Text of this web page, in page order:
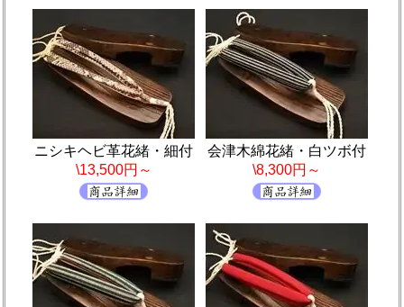
ニシキヘビ革花緒・細付
\13,500円～
会津木綿花緒・白ツボ付
\8,300円～